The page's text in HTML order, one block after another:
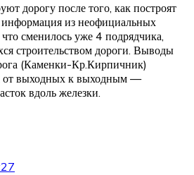
дорогу после того, как построят
из неофициальных
сменилось уже 4 подрядчика,
строительством дороги. Выводы
(Каменки-Кр.Кирпичник)
от выходных к выходным —
вдоль железки.